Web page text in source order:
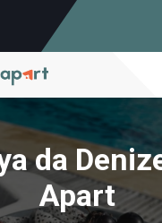
da
Apart